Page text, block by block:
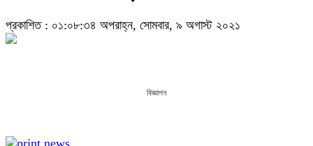
প্রকাশিত : ০১:০৮:৩৪ অপরাহ্ন, সোমবার, ৯ অগাস্ট ২০২১
বিজ্ঞাপন